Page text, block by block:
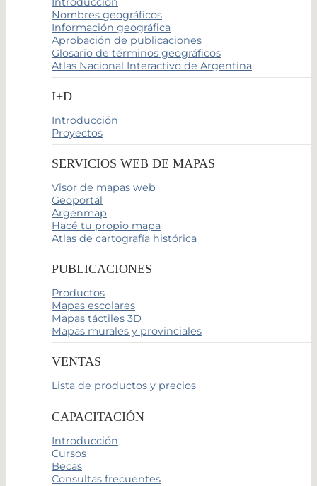
Nombres geográficos
Información geográfica
Aprobación de publicaciones
Glosario de términos geográficos
Atlas Nacional Interactivo de Argentina
I+D
Introducción
Proyectos
SERVICIOS WEB DE MAPAS
Visor de mapas web
Geoportal
Argenmap
Hacé tu propio mapa
Atlas de cartografía histórica
PUBLICACIONES
Productos
Mapas escolares
Mapas táctiles 3D
Mapas murales y provinciales
VENTAS
Lista de productos y precios
CAPACITACIÓN
Introducción
Cursos
Becas
Consultas frecuentes